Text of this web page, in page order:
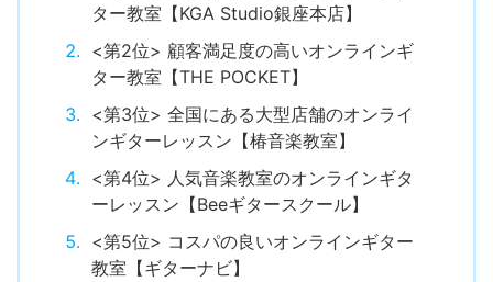
ター教室【KGA Studio銀座本店】
<第2位> 顧客満足度の高いオンラインギ
ター教室【THE POCKET】
<第3位> 全国にある大型店舗のオンライ
ンギターレッスン【椿音楽教室】
<第4位> 人気音楽教室のオンラインギタ
ーレッスン【Beeギタースクール】
<第5位> コスパの良いオンラインギター
教室【ギターナビ】